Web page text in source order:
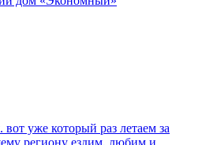
вот уже который раз летаем за